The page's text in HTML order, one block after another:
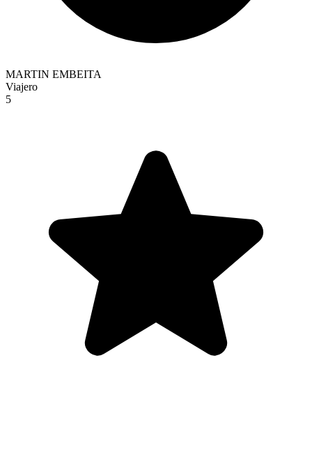
MARTIN EMBEITA
Viajero
5